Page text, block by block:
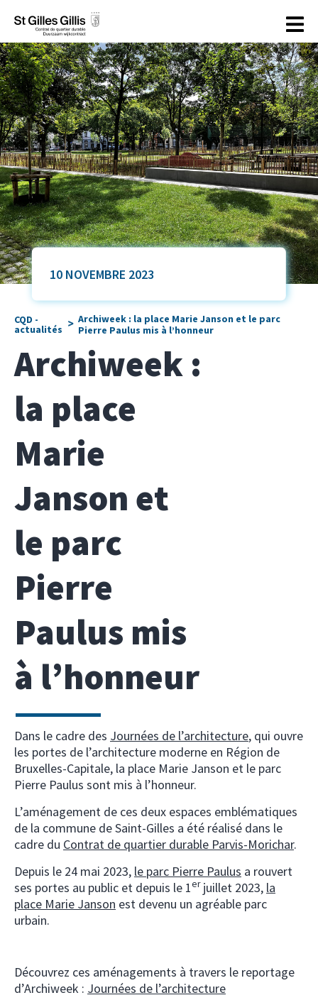
principal
10 NOVEMBRE 2023
CQD -
actualités > Archiweek : la place Marie Janson et le parc
Pierre Paulus mis à l’honneur
Archiweek :
la place
Marie
Janson et
le parc
Pierre
Paulus mis
à l’honneur
Dans le cadre des Journées de l’architecture, qui ouvre
les portes de l’architecture moderne en Région de
Bruxelles-Capitale, la place Marie Janson et le parc
Pierre Paulus sont mis à l’honneur.
L’aménagement de ces deux espaces emblématiques
de la commune de Saint-Gilles a été réalisé dans le
cadre du Contrat de quartier durable Parvis-Morichar.
Depuis le 24 mai 2023, le parc Pierre Paulus a rouvert
ses portes au public et depuis le 1erjuillet 2023, la
place Marie Janson est devenu un agréable parc
urbain.
Découvrez ces aménagements à travers le reportage
d’Archiweek : Journées de l’architecture